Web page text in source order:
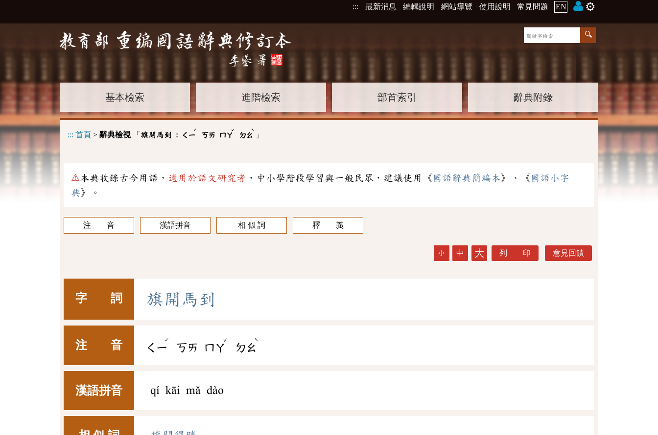
::: 最新消息 編輯說明 網站導覽 使用說明 常見問題 EN ⚙️
基本檢索 進階檢索 部首索引 辭典附錄
::: 首頁 > 辭典檢視「 旗開馬到 : ㄑㄧ
ˊ
ㄎㄞ ㄇㄚ
ˇ
ㄉㄠ
ˋ
」
⚠本典收錄古今用語， 適用於語文研究者 ，中小學階段學習與一般民眾，建議使用《 國語辭典簡編本》、《 國語小字
典》。
注 音 漢語拼音 相 似 詞 釋 義
小 中 大 列 印 意見回饋
字 詞 旗開 馬 到
注 音 ㄑㄧ
ˊ
ㄎㄞ ㄇㄚ
ˇ
ㄉㄠ
ˋ
漢語拼音 qí kāi mǎ dào